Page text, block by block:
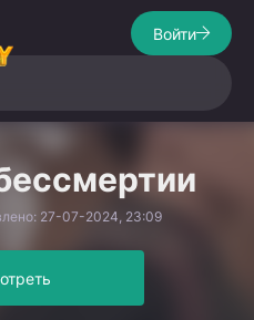
Войти
27-07-2024, 23:09